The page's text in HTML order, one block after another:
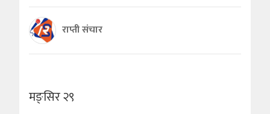
राप्ती संचार
मङ्सिर २९